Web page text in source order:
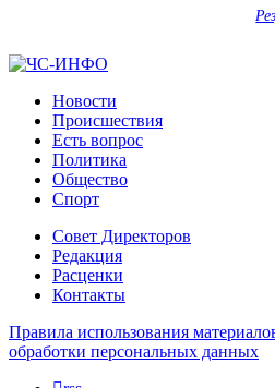
Новости
Происшествия
Есть вопрос
Политика
Общество
Спорт
Совет Директоров
Редакция
Расценки
Контакты
Правила использования
обработки персональных данных